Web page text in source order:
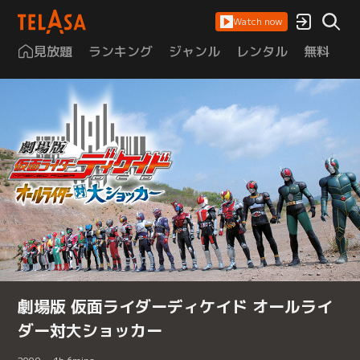
Watch now
見放題 ランキング ジャンル レンタル 無料
劇場版 仮面ライダーディケイド オールライ
ダー対大ショッカー